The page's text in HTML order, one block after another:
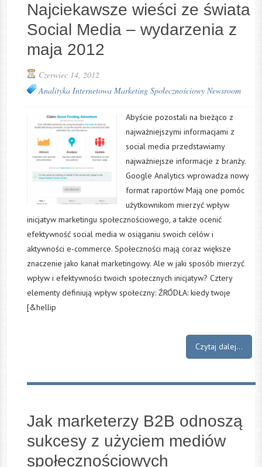
Najciekawsze wieści ze świata
Social Media – wydarzenia z
maja 2012
Czerwiec 14, 2012
Analityka Internetowa Marketing Społecznościowy Newsroom
Abyście pozostali na bieżąco z
najważniejszymi informacjami z
social media przedstawiamy
najważniejsze informacje z branży.
Google Analytics wprowadza nowy
format raportów Мają one pomóc
użytkownikom mierzyć wpływ
inicjatyw marketingu społecznościowego, a także ocenić
efektywność social media w osiąganiu swoich celów i
aktywności e-commerce. Społeczności mają coraz większe
znaczenie jako kanał marketingowy. Ale w jaki sposób mierzyć
wpływ i efektywności twoich społecznych inicjatyw? Cztery
elementy definiują wpływ społeczny: ŹRÓDŁA: kiedy twoje
[&hellip
Czytaj dalej...
Jak marketerzy B2B odnoszą
sukcesy z użyciem mediów
społecznościowych